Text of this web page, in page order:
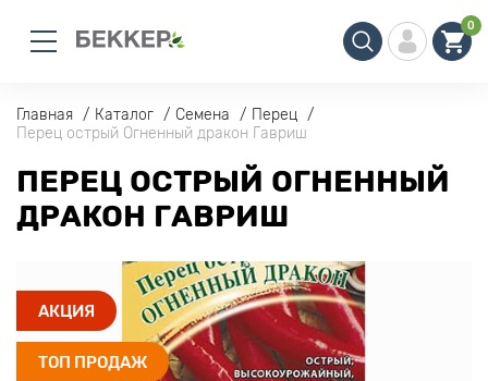
0
Главная Каталог Семена
Перец
Перец острый Огненный дракон Гавриш
ПЕРЕЦ ОСТРЫЙ ОГНЕННЫЙ
ДРАКОН ГАВРИШ
АКЦИЯ
ТОП ПРОДАЖ